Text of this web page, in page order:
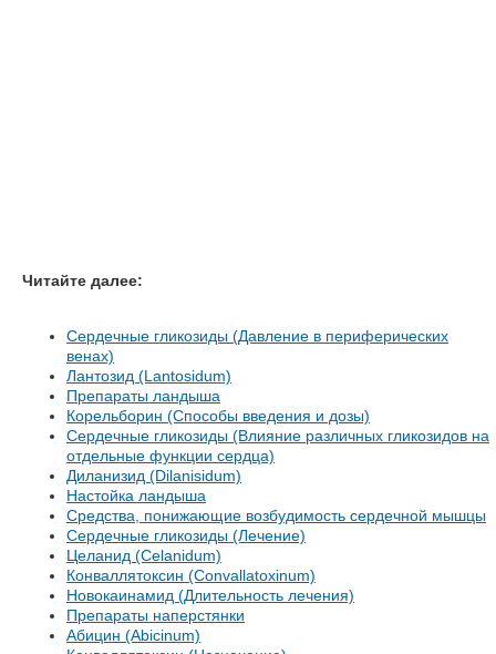
Читайте далее:
Сердечные гликозиды (Давление в периферических
венах)
Лантозид (Lantosidum)
Препараты ландыша
Корельборин (Способы введения и дозы)
Сердечные гликозиды (Влияние различных гликозидов на
отдельные функции сердца)
Диланизид (Dilanisidum)
Настойка ландыша
Средства, понижающие возбудимость сердечной мышцы
Сердечные гликозиды (Лечение)
Целанид (Celanidum)
Конваллятоксин (Convallatoxinum)
Новокаинамид (Длительность лечения)
Препараты наперстянки
Абицин (Abicinum)